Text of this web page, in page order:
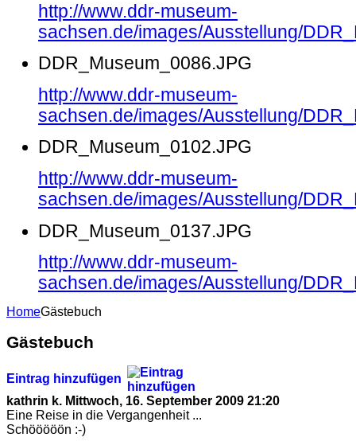
http://www.ddr-museum-
sachsen.de/images/Ausstellung/
DDR_Museum_0086.JPG
http://www.ddr-museum-
sachsen.de/images/Ausstellung/
DDR_Museum_0102.JPG
http://www.ddr-museum-
sachsen.de/images/Ausstellung/
DDR_Museum_0137.JPG
http://www.ddr-museum-
sachsen.de/images/Ausstellung/
HomeGästebuch
Gästebuch
Eintrag hinzufügen
kathrin k. Mittwoch, 16. September 2009 21:20
Eine Reise in die Vergangenheit ...
Schööööön :-)